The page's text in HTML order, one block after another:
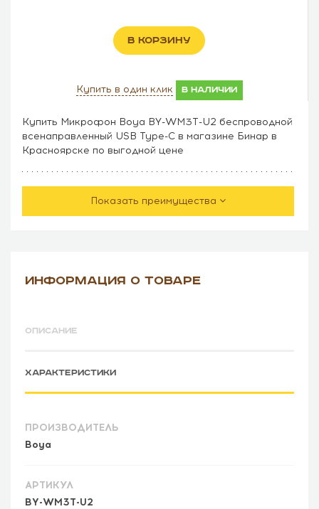
В КОРЗИНУ
Купить в один клик в наличии
Купить Микрофон Boya BY-WM3T-U2 беспроводной
всенаправленный USB Type-C в магазине Бинар в
Красноярске по выгодной цене
Показать преимущества
ИНФОРМАЦИЯ О ТОВАРЕ
ОПИСАНИЕ
ХАРАКТЕРИСТИКИ
ПРОИЗВОДИТЕЛЬ
Boya
АРТИКУЛ
BY-WM3T-U2